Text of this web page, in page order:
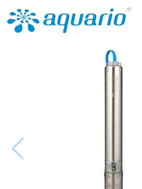
Перейти к основному содержанию